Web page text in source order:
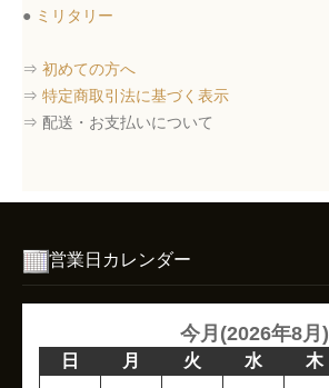
● ミリタリー
⇒ 初めての方へ
⇒ 特定商取引法に基づく表示
⇒ 配送・お支払いについて
営業日カレンダー
今月(2026年8月)
日 月 火 水 木